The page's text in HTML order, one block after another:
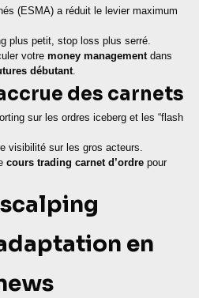
(ESMA) a réduit le levier maximum
plus petit, stop loss plus serré.
votre money managementdans
débutant.
des carnets
sur les ordres iceberg et les “flash
visibilité sur les gros acteurs.
cours trading carnet d’ordre pour
en